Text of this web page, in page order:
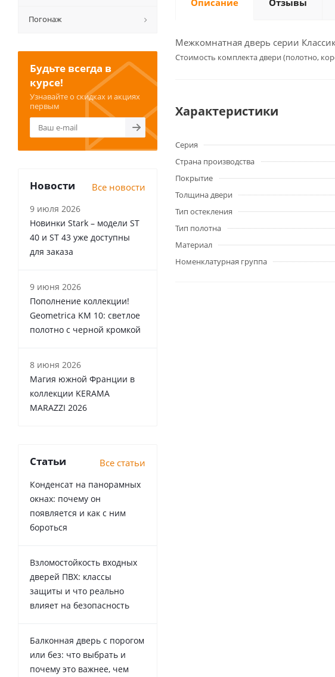
Описание Отзывы
Межкомнатная дверь серии
Cтоимость комплекта двери (полотно,
Характеристики
Серия
Страна производства
Покрытие
Толщина двери
Тип остекления
Тип полотна
Материал
Номенклатурная группа
Погонаж
Будьте всегда в
курсе!
Узнавайте о скидках и акциях
первым
Новости Все новости
9 июля 2026
Новинки Stark – модели ST
40 и ST 43 уже доступны
для заказа
9 июня 2026
Пополнение коллекции!
Geometrica KM 10: светлое
полотно с черной кромкой
8 июня 2026
Магия южной Франции в
коллекции KERAMA
MARAZZI 2026
Статьи Все статьи
Конденсат на панорамных
окнах: почему он
появляется и как с ним
бороться
Взломостойкость входных
дверей ПВХ: классы
защиты и что реально
влияет на безопасность
Балконная дверь с порогом
или без: что выбрать и
почему это важнее, чем